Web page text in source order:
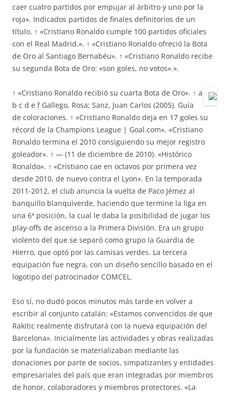
caer cuatro partidos por empujar al árbitro y uno por la
roja». Indicados partidos de finales definitorios de un
título. ↑ «Cristiano Ronaldo cumple 100 partidos oficiales
con el Real Madrid.». ↑ «Cristiano Ronaldo ofreció la Bota
de Oro al Santiago Bernabéu». ↑ «Cristiano Ronaldo recibe
su segunda Bota de Oro: «son goles, no votos».».
↑ «Cristiano Ronaldo recibió su cuarta Bota de Oro». ↑ a
b c d e f Gallego, Rosa; Sanz, Juan Carlos (2005). Guía
de coloraciones. ↑ «Cristiano Ronaldo deja en 17 goles su
récord de la Champions League | Goal.com». «Cristiano
Ronaldo termina el 2010 consiguiendo su mejor registro
goleador». ↑ — (11 de diciembre de 2010). «Histórico
Ronaldo». ↑ «Cristiano cae en octavos por primera vez
desde 2010, de nuevo contra el Lyon». En la temporada
2011-2012, el club anuncia la vuelta de Paco Jémez al
banquillo blanquiverde, haciendo que termine la liga en
una 6ª posición, la cual le daba la posibilidad de jugar los
play-offs de ascenso a la Primera División. Era un grupo
violento del que se separó como grupo la Guardia de
Hierro, que optó por las camisas verdes. La tercera
equipación fue negra, con un diseño sencillo basado en el
logotipo del patrocinador COMCEL.
Eso sí, no dudó pocos minutos más tarde en volver a
escribir al conjunto catalán: «Estamos convencidos de que
Rakitic realmente disfrutará con la nueva equipación del
Barcelona». Inicialmente las actividades y obras realizadas
por la fundación se materializaban mediante las
donaciones por parte de socios, simpatizantes y entidades
empresariales del país que eran integradas por miembros
de honor, colaboradores y miembros protectores. «La